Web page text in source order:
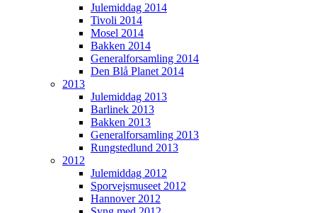
Julemiddag 2014
Tivoli 2014
Mosel 2014
Bakken 2014
Generalforsamling 2014
Den Blå Planet 2014
2013
Julemiddag 2013
Barlinek 2013
Bakken 2013
Generalforsamling 2013
Rungstedlund 2013
2012
Julemiddag 2012
Sporvejsmuseet 2012
Hannover 2012